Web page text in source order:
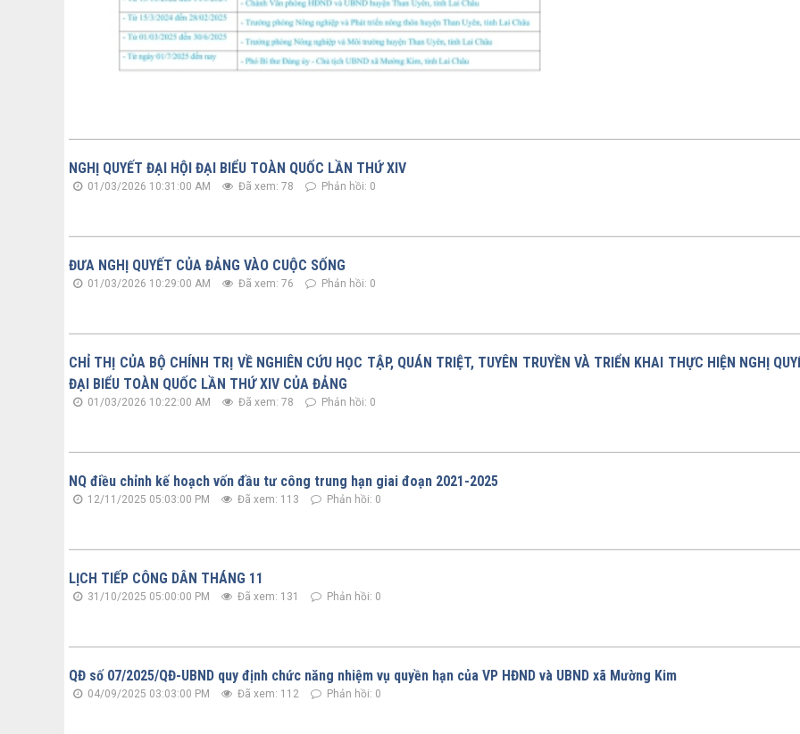
NGHỊ QUYẾT ĐẠI HỘI ĐẠI BIỂU TOÀN QUỐC LẦN THỨ XIV
01/03/2026 10:31:00 AM Đã xem: 78 Phản hồi: 0
ĐƯA NGHỊ QUYẾT CỦA ĐẢNG VÀO CUỘC SỐNG
01/03/2026 10:29:00 AM Đã xem: 76 Phản hồi: 0
CHỈ THỊ CỦA BỘ CHÍNH TRỊ VỀ NGHIÊN CỨU HỌC TẬP, QUÁN TRIỆT, TUYÊN TRUYỀN VÀ TRIỂN KHAI THỰC HIỆN NGHỊ
ĐẠI BIỂU TOÀN QUỐC LẦN THỨ XIV CỦA ĐẢNG
01/03/2026 10:22:00 AM Đã xem: 78 Phản hồi: 0
NQ điều chỉnh kế hoạch vốn đầu tư công trung hạn giai đoạn 2021-2025
12/11/2025 05:03:00 PM Đã xem: 113 Phản hồi: 0
LỊCH TIẾP CÔNG DÂN THÁNG 11
31/10/2025 05:00:00 PM Đã xem: 131 Phản hồi: 0
QĐ số 07/2025/QĐ-UBND quy định chức năng nhiệm vụ quyền hạn của VP HĐND và UBND xã Mường Kim
04/09/2025 03:03:00 PM Đã xem: 112 Phản hồi: 0